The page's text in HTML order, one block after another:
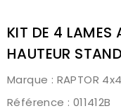
KIT DE 4 LAMES
HAUTEUR
Marque : RAPTOR 4x4
Référence : 011412B